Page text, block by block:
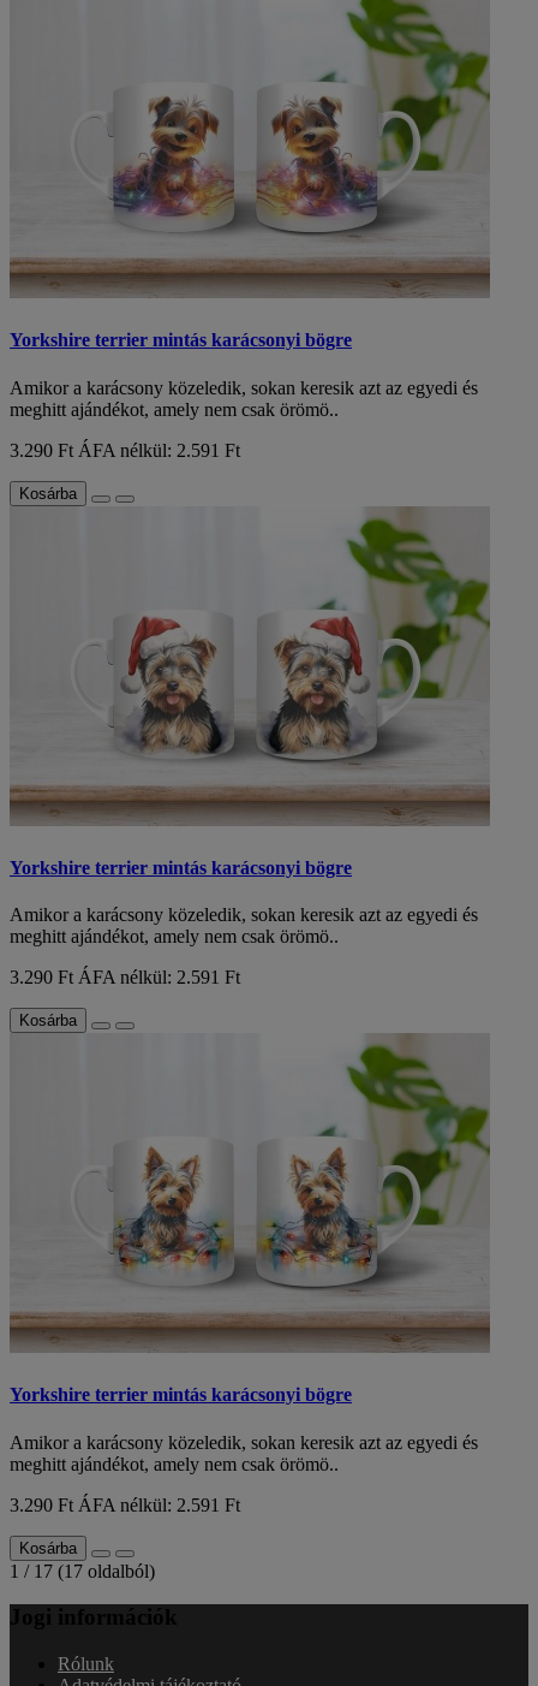
Yorkshire terrier mintás karácsonyi bögre
Amikor a karácsony közeledik, sokan keresik azt az egyedi és
meghitt ajándékot, amely nem csak örömö..
3.290 Ft ÁFA nélkül: 2.591 Ft
Kosárba
Yorkshire terrier mintás karácsonyi bögre
Amikor a karácsony közeledik, sokan keresik azt az egyedi és
meghitt ajándékot, amely nem csak örömö..
3.290 Ft ÁFA nélkül: 2.591 Ft
Kosárba
Yorkshire terrier mintás karácsonyi bögre
Amikor a karácsony közeledik, sokan keresik azt az egyedi és
meghitt ajándékot, amely nem csak örömö..
3.290 Ft ÁFA nélkül: 2.591 Ft
Kosárba
1 / 17 (17 oldalból)
Jogi információk
Rólunk